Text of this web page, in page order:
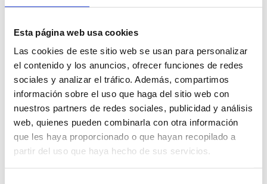
Esta página web usa cookies
Las cookies de este sitio web se usan para personalizar
el contenido y los anuncios, ofrecer funciones de redes
sociales y analizar el tráfico. Además, compartimos
información sobre el uso que haga del sitio web con
nuestros partners de redes sociales, publicidad y análisis
web, quienes pueden combinarla con otra información
que les haya proporcionado o que hayan recopilado a
partir del uso que haya hecho de sus servicios.
Gastronomische Routen
Die Route des Olivenöls und der
tausendjährigen Olivenbäume